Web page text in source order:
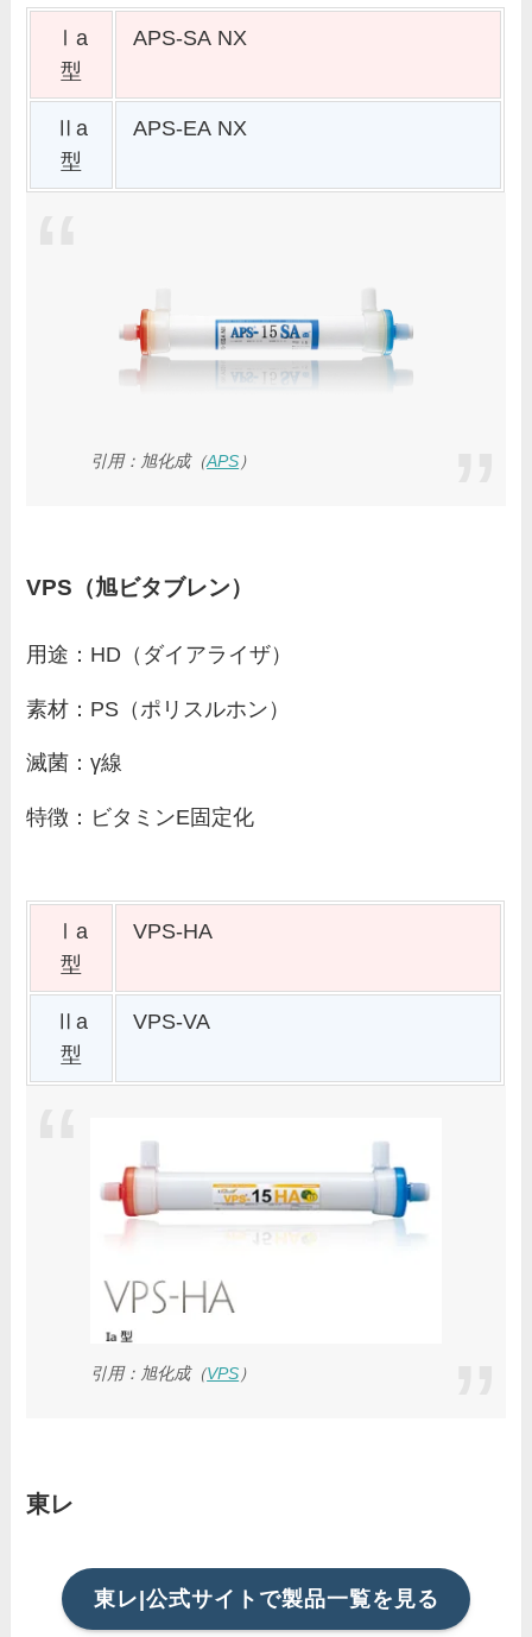
Ⅰa
型
APS-SA NX
Ⅱa
型
APS-EA NX
引用：旭化成（APS ）
VPS（旭ビタブレン）
用途：HD（ダイアライザ）
素材：PS（ポリスルホン）
滅菌：γ線
特徴：ビタミンE固定化
Ⅰa
型
VPS-HA
Ⅱa
型
VPS-VA
引用：旭化成（VPS ）
東レ
東レ|公式サイトで製品一覧を見る